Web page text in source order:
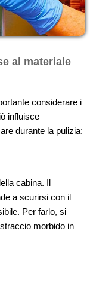
al materiale
considerare i
influisce
durante la pulizia:
cabina. Il
a scurirsi con il
Per farlo, si
morbido in